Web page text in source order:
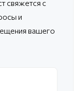
свяжется с
и
вашего